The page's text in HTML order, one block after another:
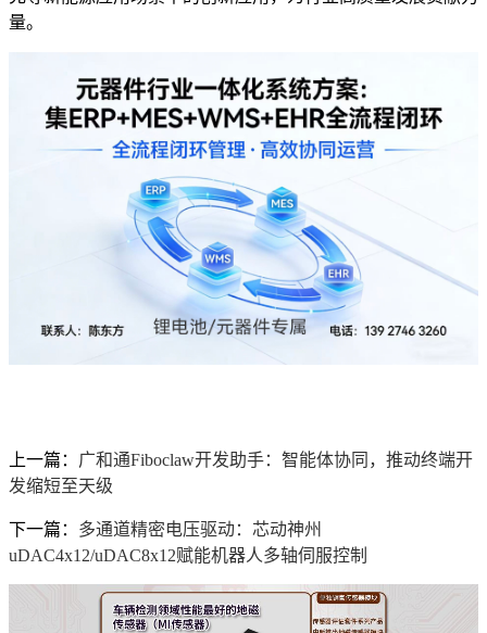
量。
上一篇： 广和通Fiboclaw开发助手：智能体协同，推动终端开
发缩短至天级
下一篇： 多通道精密电压驱动：芯动神州
uDAC4x12/uDAC8x12赋能机器人多轴伺服控制